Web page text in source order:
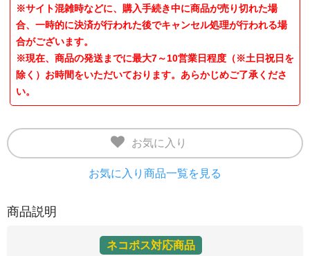
※サイト混雑時などに、購入手続き中に商品が売り切れた場
合、一時的に決済が行われた後でキャンセル処理が行われる場
合がございます。
※現在、商品の発送までに最大7～10営業日程度（※土日祝日を
除く）お時間をいただいております。あらかじめご了承くださ
い。
お気に入り
お気に入り商品一覧を見る
商品説明
ネコポス対応商品